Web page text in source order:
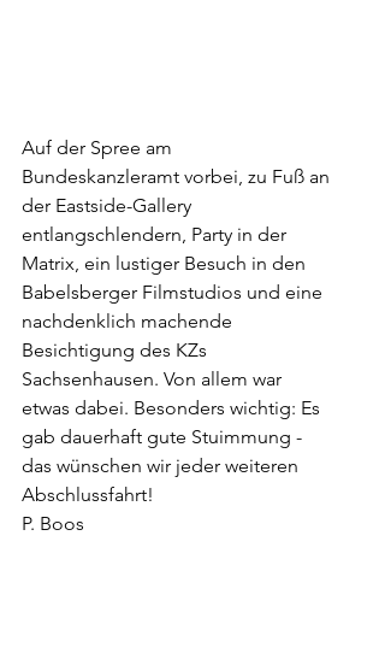
Auf der Spree am
Bundeskanzleramt vorbei, zu Fuß an
der Eastside-Gallery
entlangschlendern, Party in der
Matrix, ein lustiger Besuch in den
Babelsberger Filmstudios und eine
nachdenklich machende
Besichtigung des KZs
Sachsenhausen. Von allem war
etwas dabei. Besonders wichtig: Es
gab dauerhaft gute Stuimmung -
das wünschen wir jeder weiteren
Abschlussfahrt!
P. Boos